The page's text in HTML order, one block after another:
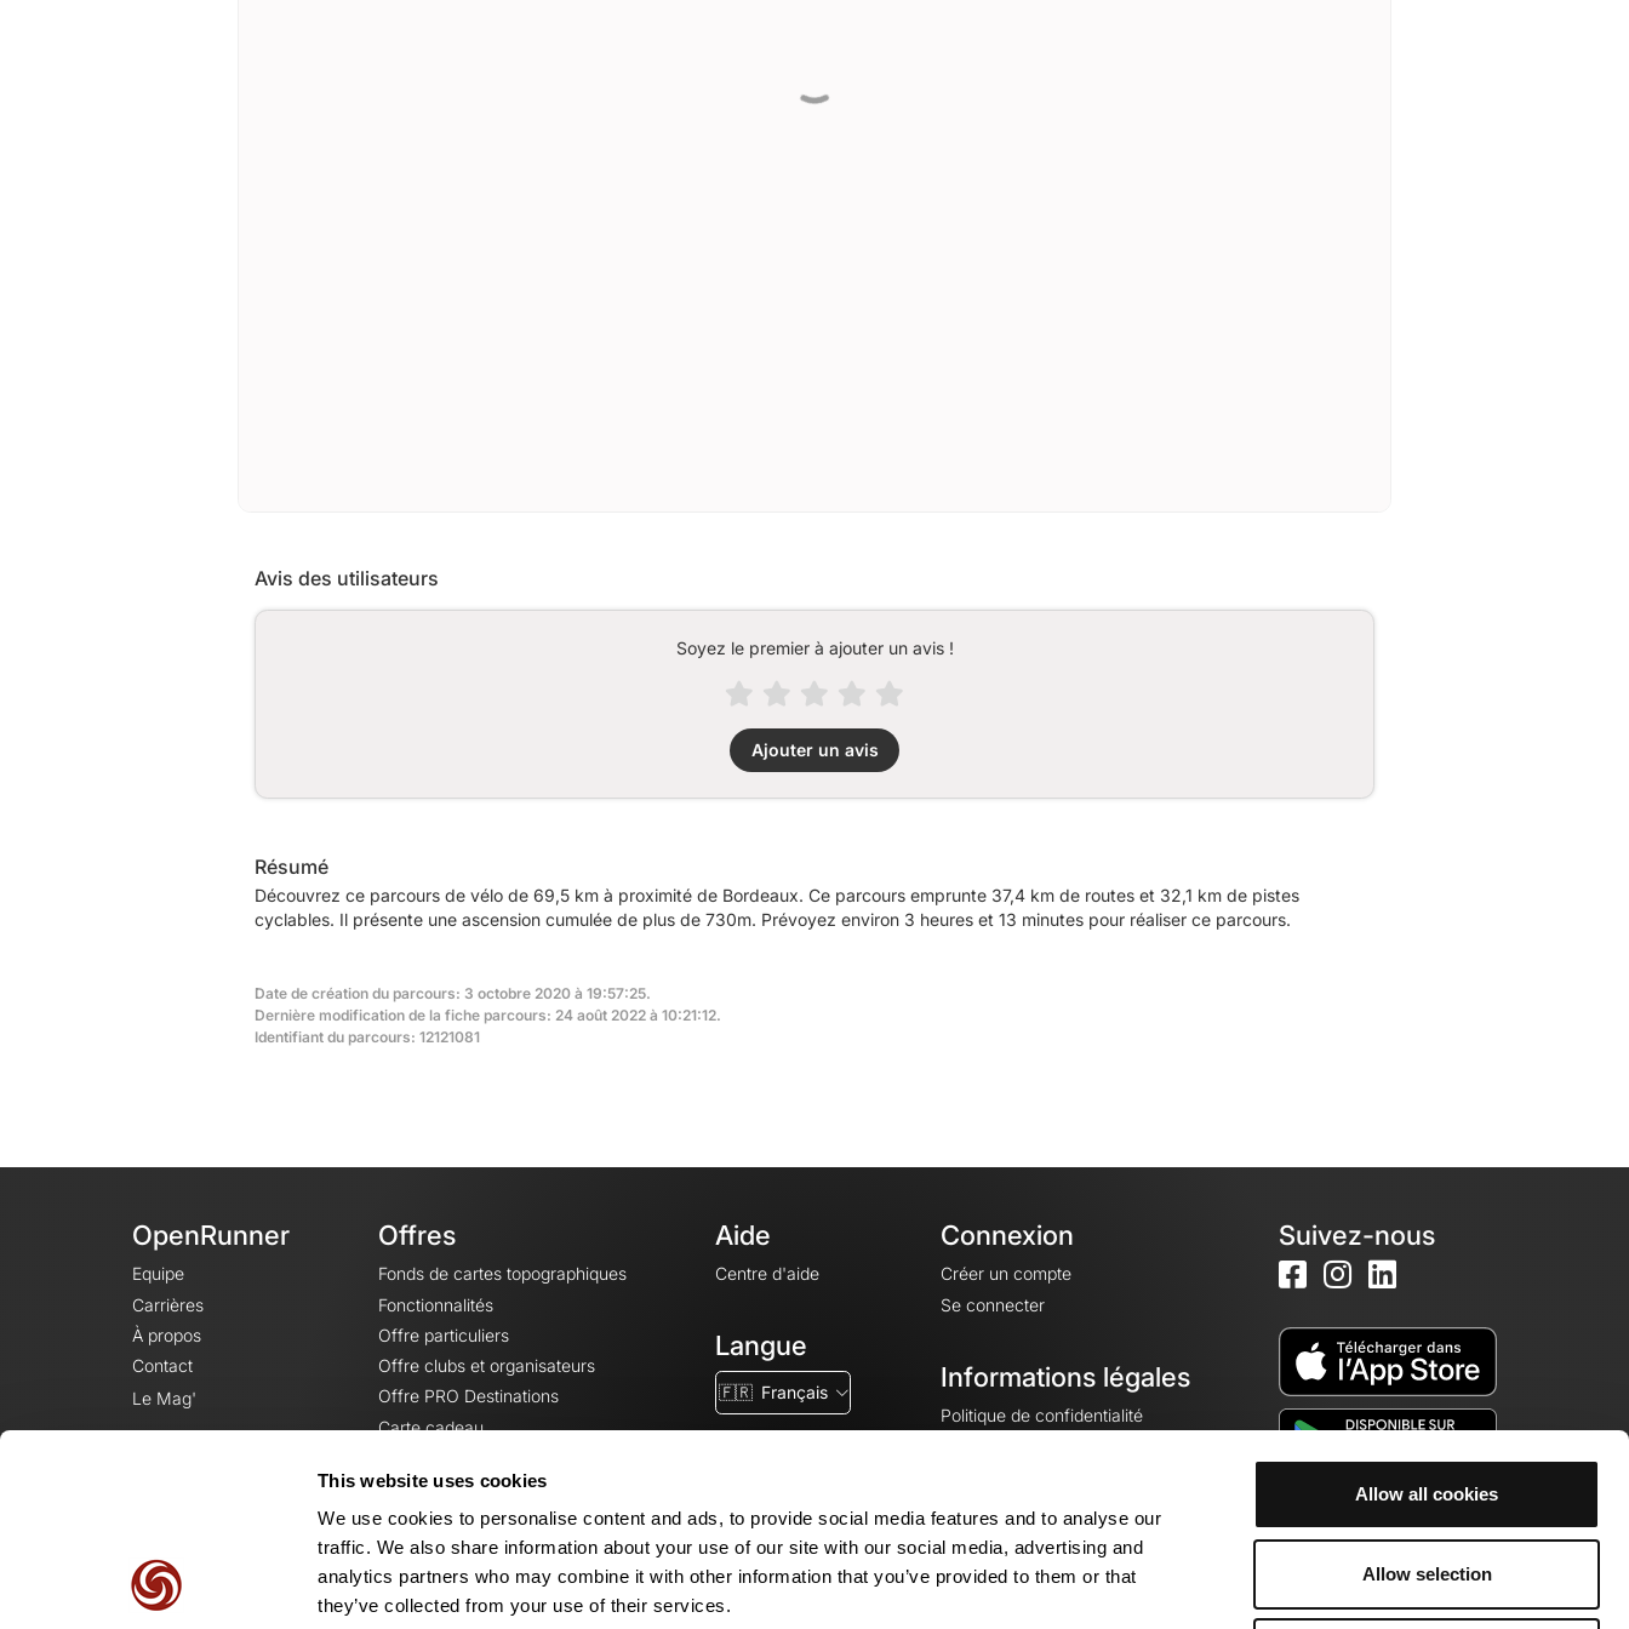
This website uses cookies
We use cookies to personalise content and ads, to provide social media features and to analyse our
traffic. We also share information about your use of our site with our social media, advertising and
analytics partners who may combine it with other information that you’ve provided to them or that
they’ve collected from your use of their services.
Allow all cookies
Allow selection
Avis des utilisateurs
Soyez le premier à ajouter un avis !
Ajouter un avis
Résumé
Découvrez ce parcours de vélo de 69,5 km à proximité de Bordeaux. Ce parcours emprunte 37,4 km de routes et 32,1 km de pistes
cyclables. Il présente une ascension cumulée de plus de 730m. Prévoyez environ 3 heures et 13 minutes pour réaliser ce parcours.
Date de création du parcours: 3 octobre 2020 à 19:57:25.
Dernière modification de la fiche parcours: 24 août 2022 à 10:21:12.
Identifiant du parcours: 12121081
OpenRunner
Equipe
Carrières
À propos
Contact
Le Mag'
Offres
Fonds de cartes topographiques
Fonctionnalités
Offre particuliers
Offre clubs et organisateurs
Offre PRO Destinations
Carte cadeau
Aide
Centre d'aide
Langue
🇫🇷 Français
Connexion
Créer un compte
Se connecter
Informations légales
Politique de confidentialité
Mentions légales
Paramètres des cookies
Suivez-nous